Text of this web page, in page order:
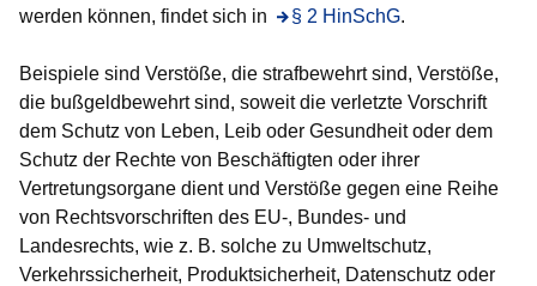
werden können, findet sich in
§ 2 HinSchG
Öffnet sich in einem neuen
.
Beispiele sind Verstöße, die strafbewehrt sind, Verstöße,
die bußgeldbewehrt sind, soweit die verletzte Vorschrift
dem Schutz von Leben, Leib oder Gesundheit oder dem
Schutz der Rechte von Beschäftigten oder ihrer
Vertretungsorgane dient und Verstöße gegen eine Reihe
von Rechtsvorschriften des EU-, Bundes- und
Landesrechts, wie z. B. solche zu Umweltschutz,
Verkehrssicherheit, Produktsicherheit, Datenschutz oder